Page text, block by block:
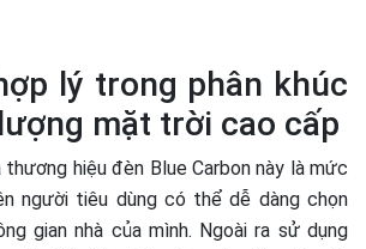
lý trong phân khúc
mặt trời cao cấp
hiệu đèn Blue Carbon này là mức
người tiêu dùng có thể dễ dàng chọn
gian nhà của mình. Ngoài ra sử dụng